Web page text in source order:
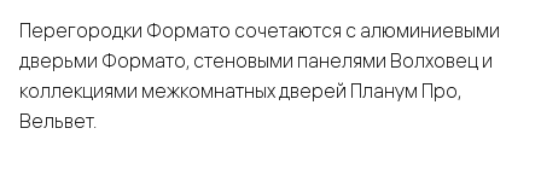
Перегородки Формато сочетаются с алюминиевыми
дверьми Формато, стеновыми панелями Волховец и
коллекциями межкомнатных дверей Планум Про,
Вельвет.